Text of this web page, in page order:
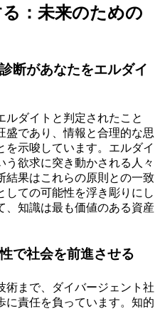
る：未来のための
断があなたをエルダイ
ルダイトと判定されたこと
盛であり、情報と合理的な思
示唆しています。エルダイ
う欲求に突き動かされる人々
結果はこれらの原則との一致
しての可能性を浮き彫りにし
、知識は最も価値のある資産
で社会を前進させる
術まで、ダイバージェント社
に責任を負っています。知的